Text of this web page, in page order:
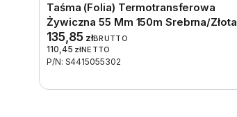
Taśma (folia) Termotransferowa
Żywiczna 55 Mm 150m Srebrna/złota
135,85 złBRUTTO
110,45 złNETTO
P/N: S4415055302